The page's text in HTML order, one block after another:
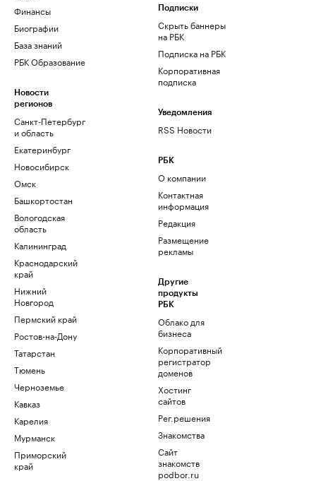
Финансы
Биографии
База знаний
РБК Образование
Новости
регионов
Санкт-Петербург
и область
Екатеринбург
Новосибирск
Омск
Башкортостан
Вологодская
область
Калининград
Краснодарский
край
Нижний
Новгород
Пермский край
Ростов-на-Дону
Татарстан
Тюмень
Черноземье
Кавказ
Карелия
Мурманск
Приморский
край
Подписки
Скрыть баннеры
на РБК
Подписка на РБК
Корпоративная
подписка
Уведомления
RSS Новости
РБК
О компании
Контактная
информация
Редакция
Размещение
рекламы
Другие
продукты
РБК
Облако для
бизнеса
Корпоративный
регистратор
доменов
Хостинг
сайтов
Рег.решения
Знакомства
Сайт
знакомств
podbor.ru